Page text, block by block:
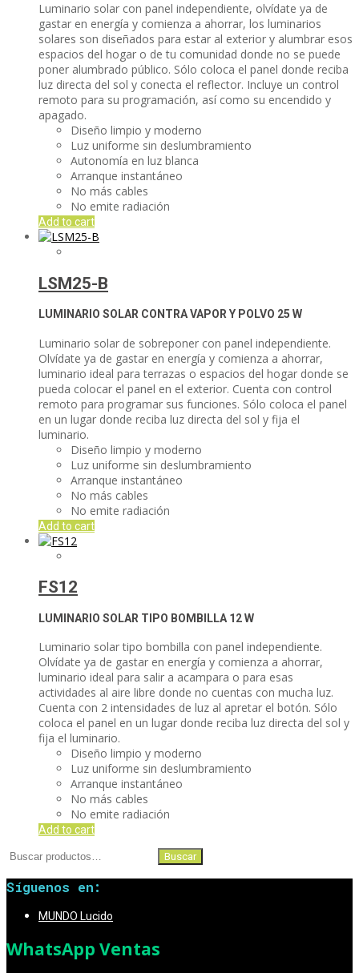
Luminario solar con panel independiente, olvídate ya de
gastar en energía y comienza a ahorrar, los luminarios
solares son diseñados para estar al exterior y alumbrar esos
espacios del hogar o de tu comunidad donde no se puede
poner alumbrado público. Sólo coloca el panel donde reciba
luz directa del sol y conecta el reflector. Incluye un control
remoto para su programación, así como su encendido y
apagado.
Diseño limpio y moderno
Luz uniforme sin deslumbramiento
Autonomía en luz blanca
Arranque instantáneo
No más cables
No emite radiación
Add to cart
LSM25-B
LUMINARIO SOLAR CONTRA VAPOR Y POLVO 25 W
Luminario solar de sobreponer con panel independiente.
Olvídate ya de gastar en energía y comienza a ahorrar,
luminario ideal para terrazas o espacios del hogar donde se
pueda colocar el panel en el exterior. Cuenta con control
remoto para programar sus funciones. Sólo coloca el panel
en un lugar donde reciba luz directa del sol y fija el
luminario.
Diseño limpio y moderno
Luz uniforme sin deslumbramiento
Arranque instantáneo
No más cables
No emite radiación
Add to cart
FS12
LUMINARIO SOLAR TIPO BOMBILLA 12 W
Luminario solar tipo bombilla con panel independiente.
Olvídate ya de gastar en energía y comienza a ahorrar,
luminario ideal para salir a acampara o para esas
actividades al aire libre donde no cuentas con mucha luz.
Cuenta con 2 intensidades de luz al apretar el botón. Sólo
coloca el panel en un lugar donde reciba luz directa del sol y
fija el luminario.
Diseño limpio y moderno
Luz uniforme sin deslumbramiento
Arranque instantáneo
No más cables
No emite radiación
Add to cart
Buscar
Buscar
Síguenos en:
MUNDO Lucido
WhatsApp Ventas